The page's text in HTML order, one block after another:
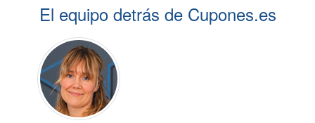
El equipo detrás de Cupones.es